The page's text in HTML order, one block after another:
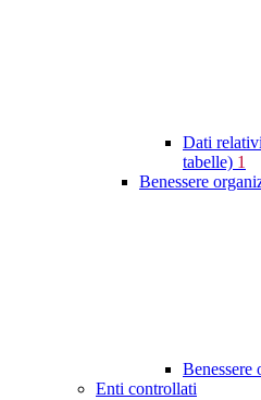
Dati
tabelle) 1
Benessere
Benessere
Enti controllati